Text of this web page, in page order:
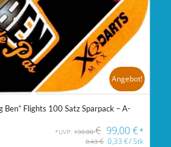
Ben” Flights 100 Satz Sparpack – A-
*UVP: 130,00€ 99,00€*
Angebot!
0,43€ 0,33€/Stk